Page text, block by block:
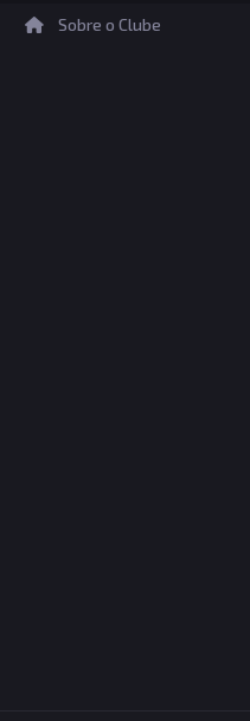
Sobre o Clube